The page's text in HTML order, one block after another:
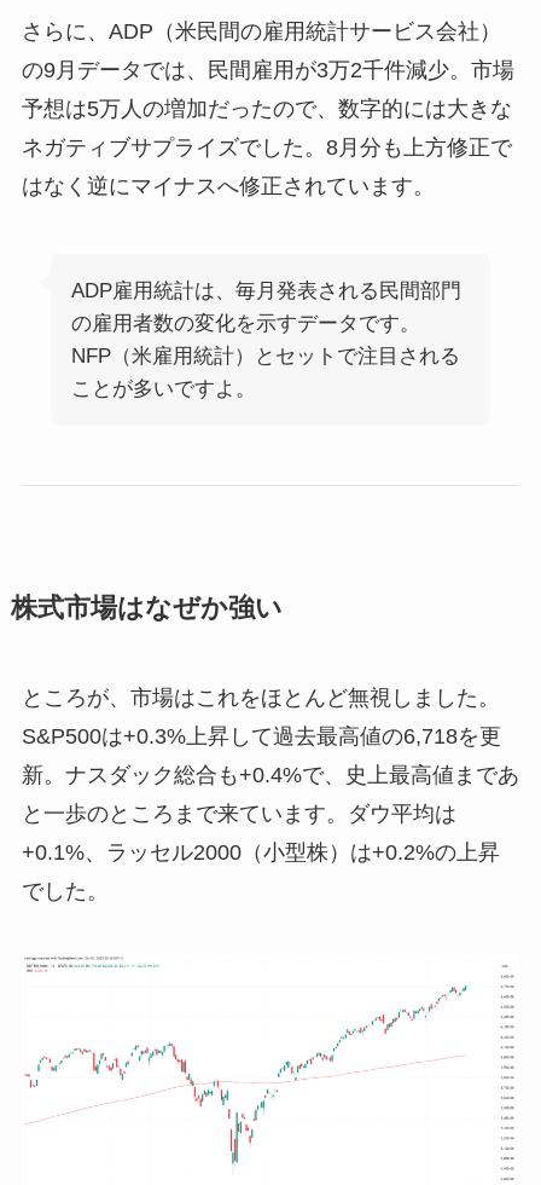
さらに、ADP（米民間の雇用統計サービス会社）
の9月データでは、民間雇用が3万2千件減少。市場
予想は5万人の増加だったので、数字的には大きな
ネガティブサプライズでした。8月分も上方修正で
はなく逆にマイナスへ修正されています。
ADP雇用統計は、毎月発表される民間部門
の雇用者数の変化を示すデータです。
NFP（米雇用統計）とセットで注目される
ことが多いですよ。
株式市場はなぜか強い
ところが、市場はこれをほとんど無視しました。
S&P500は+0.3%上昇して過去最高値の6,718を更
新。ナスダック総合も+0.4%で、史上最高値まであ
と一歩のところまで来ています。ダウ平均は
+0.1%、ラッセル2000（小型株）は+0.2%の上昇
でした。